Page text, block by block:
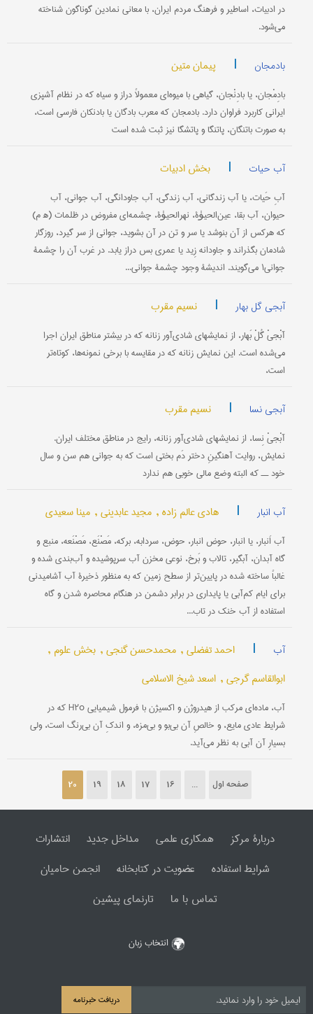
در ادبیات، اساطیر و فرهنگ مردم ایران، با معانی نمادین گوناگون شناخته
می‌شود.
بادمجان | پیمان متین
بادِمْجان، یا بادِنْجان، گیاهی با میوه‌ای معمولاً دراز و سیاه که در نظام آشپزی
ایرانی کاربرد فراوان دارد. بادمجان که معرب بادگان یا بادنکان فارسی است،
به صورت باتنگان، پاتنگا و پاتشگا نیز ثبت شده است
آب حیات | بخش ادبیات
آبِ حَیات، یا آب زندگانی، آب زندگی، آب جاودانگی، آب جوانی، آب
حیوان، آب بقا، عین‌الحیوٰة، نهرالحیوٰة، چشمه‌ای مفروض در ظلمات (ه‍ م)
كه هركس از آن بنوشد یا سر و تن در آن بشوید، جوانی از سر گیرد، روزگار
شادمان بگذراند و جاودانه زِید یا عمری بس دراز یابد. در غرب آن را چشمۀ
جوانی۱ می‌گویند. اندیشۀ وجود چشمۀ جوانی...
آبجی گل بهار | نسیم مقرب
آبْجیْ گُلْ بَهار، از نمایشهای شادی‌آور زنانه که در بیشتر مناطق ایران اجرا
می‌شده است. این نمایش زنانه که در مقایسه با برخی نمونه‌ها، کوتاه‌تر
است،
آبجی نسا | نسیم مقرب
آبْجیْ نِسا، از نمایشهای شادی‌آور زنانه، رایج در مناطق مختلف ایران.
نمایش، روایت آهنگینِ دختر دَم بختی است که به جوانی هم سن و سال
خود ــ که البته وضع مالی خوبی هم ندارد
آب انبار | هادی عالم زاده , مجید عابدینی , مینا سعیدی
آب اَنبار، یا انبار، حوض انبار، حوض، سردابه، بركه، مَصْنَع، مَصْنَعه، منبع و
گاه آبدان، آبگیر، تالاب و بَرخ، نوعی مخزن آب سرپوشیده و آب‌بندی شده و
غالباً ساخته شده در پایین‌تر از سطح زمین كه به منظور ذخیرۀ آب آشامیدنی
برای ایام كم‌آبی یا پایداری در برابر دشمن در هنگام محاصره شدن و گاه
استفاده از آب خنك در تاب...
آب | احمد تفضلی , محمدحسن گنجی , بخش علوم ,
ابوالقاسم گرجی , اسعد شیخ الاسلامی
آب، ماده‌ای مركب از هیدروژن و اكسیژن با فرمول شیمیایی H۲o كه در
شرایط عادی مایع، و خالصِ آن بی‌بو و بی‌مزه، و اندكِ آن بی‌رنگ است، ولی
بسیارِ آن آبی به نظر می‌آید.
صفحه اول ...
16
17
18
19
20
دربارۀ مرکز همکاری علمی مداخل جدید
انتشارات
شرایط استفاده
عضویت در کتابخانه
انجمن حامیان
تماس با ما
تارنمای پیشین
انتخاب زبان
دریافت خبرنامه